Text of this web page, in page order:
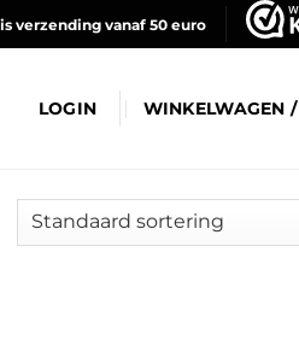
verzending vanaf 50 euro
LOGIN WINKELWAGEN /